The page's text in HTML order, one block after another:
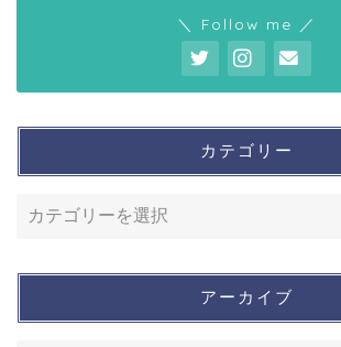
＼ Follow me ／
カテゴリー
アーカイブ